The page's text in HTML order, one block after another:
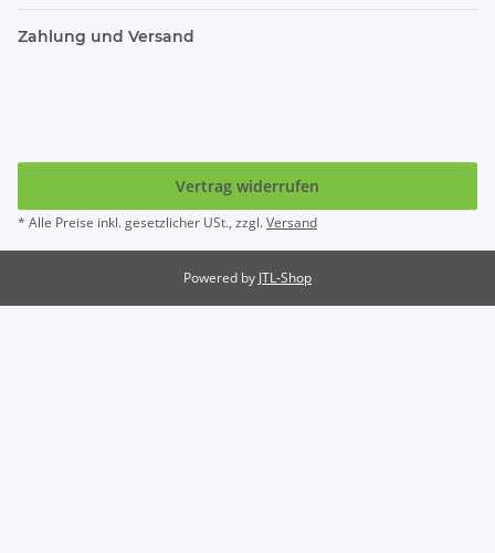
Zahlung und Versand
Vertrag widerrufen
* Alle Preise inkl. gesetzlicher USt., zzgl.Versand
Powered by JTL-Shop